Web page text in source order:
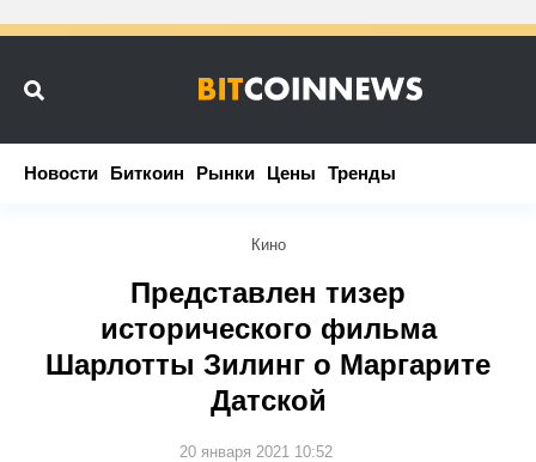
Новости Биткоин Рынки Цены Тренды
Новости Биткоин Рынки Цены Тренды
Кино
Представлен тизер
исторического фильма
Шарлотты Зилинг о Маргарите
Датской
20 января 2021 10:52